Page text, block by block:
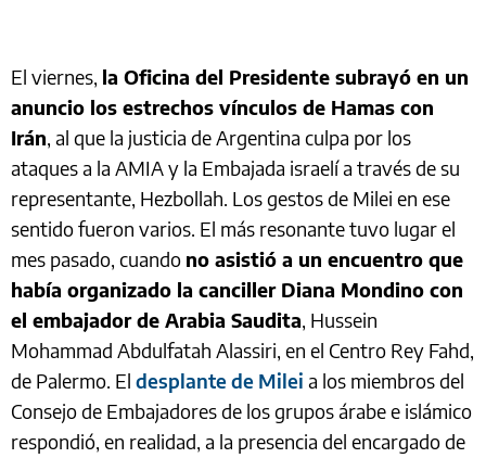
El viernes, la Oficina del Presidente subrayó en un
anuncio los estrechos vínculos de Hamas con
Irán, al que la justicia de Argentina culpa por los
ataques a la AMIA y la Embajada israelí a través de su
representante, Hezbollah. Los gestos de Milei en ese
sentido fueron varios. El más resonante tuvo lugar el
mes pasado, cuando no asistió a un encuentro que
había organizado la canciller Diana Mondino con
el embajador de Arabia Saudita, Hussein
Mohammad Abdulfatah Alassiri, en el Centro Rey Fahd,
de Palermo. El desplante de Milei a los miembros del
Consejo de Embajadores de los grupos árabe e islámico
respondió, en realidad, a la presencia del encargado de